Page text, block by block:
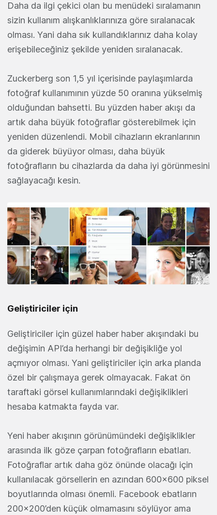
Daha da ilgi çekici olan bu menüdeki sıralamanın
sizin kullanım alışkanlıklarınıza göre sıralanacak
olması. Yani daha sık kullandıklarınız daha kolay
erişebileceğiniz şekilde yeniden sıralanacak.
Zuckerberg son 1,5 yıl içerisinde paylaşımlarda
fotoğraf kullanımının yüzde 50 oranına yükselmiş
olduğundan bahsetti. Bu yüzden haber akışı da
artık daha büyük fotoğraflar gösterebilmek için
yeniden düzenlendi. Mobil cihazların ekranlarının
da giderek büyüyor olması, daha büyük
fotoğrafların bu cihazlarda da daha iyi görünmesini
sağlayacağı kesin.
Geliştiriciler için
Geliştiriciler için güzel haber haber akışındaki bu
değişimin API’da herhangi bir değişikliğe yol
açmıyor olması. Yani geliştiriciler için arka planda
özel bir çalışmaya gerek olmayacak. Fakat ön
taraftaki görsel kullanımlarındaki değişiklikleri
hesaba katmakta fayda var.
Yeni haber akışının görünümündeki değişiklikler
arasında ilk göze çarpan fotoğrafların ebatları.
Fotoğraflar artık daha göz önünde olacağı için
kullanılacak görsellerin en azından 600x600 piksel
boyutlarında olması önemli. Facebook ebatların
200x200’den küçük olmamasını söylüyor ama